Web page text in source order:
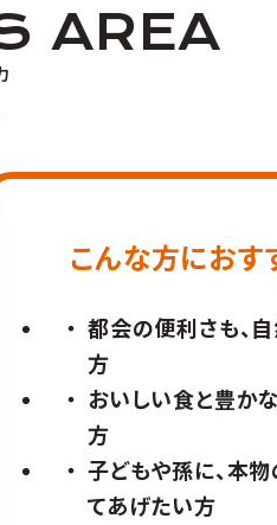
AREA
こんな方におす
都会の便利さも、
方
おいしい食と豊か
方
子どもや孫に、本
てあげたい方